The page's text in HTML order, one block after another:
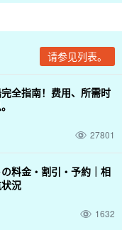
拍照，并免费为您提
请参见列表。
全指南！费用、所需时
27801
料金・割引・予約｜相
況
1632